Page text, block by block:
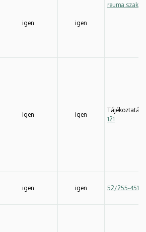
igen igen
igen igen
Tájékoztatás:
121
igen igen 52/255-451